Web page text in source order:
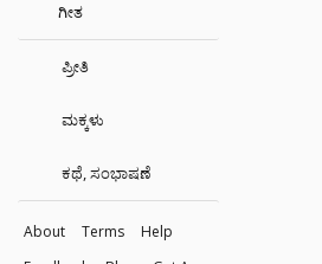
ಗೀತ
ಪ್ರೀತಿ
ಮಕ್ಕಳು
ಕಥೆ, ಸಂಭಾಷಣೆ
About Terms
Help